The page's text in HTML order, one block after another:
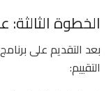
الخطوة الثالثة:
بعد التقديم على
التقييم: